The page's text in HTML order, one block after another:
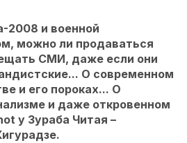
2008 и военной
можно ли продаваться
СМИ, даже если они
О современном
и его пороках... О
и даже откровенном
у Зураба Читая –